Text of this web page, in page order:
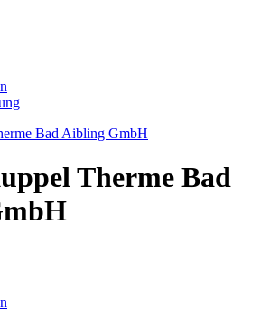
Therme Bad